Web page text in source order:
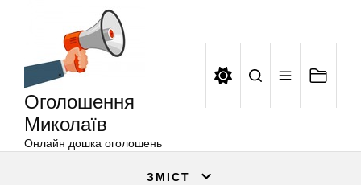
Оголошення
Миколаїв
Онлайн дошка оголошень
ЗМІСТ